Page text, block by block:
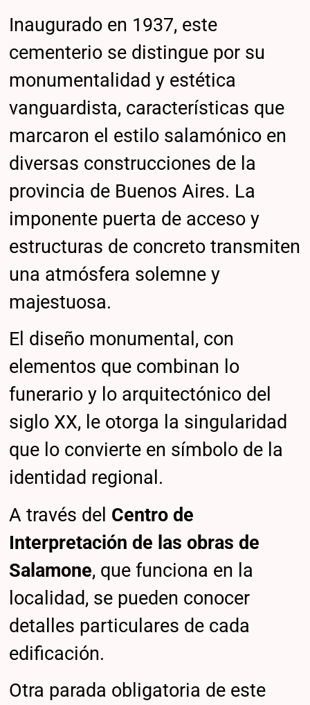
Inaugurado en 1937, este
cementerio se distingue por su
monumentalidad y estética
vanguardista, características que
marcaron el estilo salamónico en
diversas construcciones de la
provincia de Buenos Aires. La
imponente puerta de acceso y
estructuras de concreto transmiten
una atmósfera solemne y
majestuosa.
El diseño monumental, con
elementos que combinan lo
funerario y lo arquitectónico del
siglo XX, le otorga la singularidad
que lo convierte en símbolo de la
identidad regional.
A través del Centro de
Interpretación de las obras de
Salamone, que funciona en la
localidad, se pueden conocer
detalles particulares de cada
edificación.
Otra parada obligatoria de este